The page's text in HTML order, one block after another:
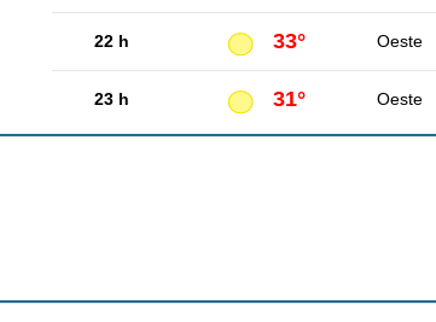
22 h 33° Oeste
23 h 31° Oeste